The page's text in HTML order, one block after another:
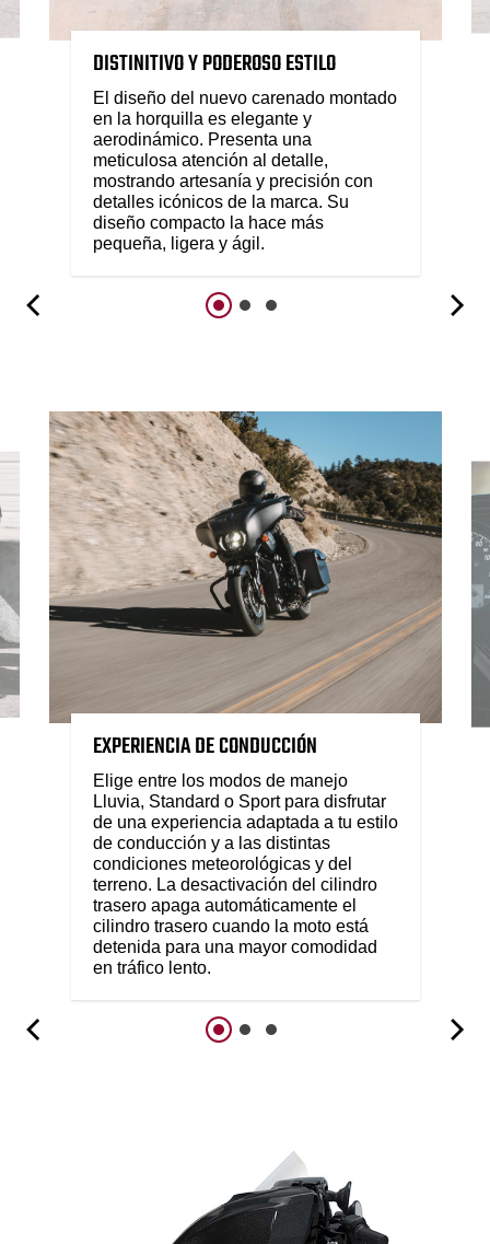
DISTINITIVO Y PODEROSO ESTILO
El diseño del nuevo carenado montado
en la horquilla es elegante y
aerodinámico. Presenta una
meticulosa atención al detalle,
mostrando artesanía y precisión con
detalles icónicos de la marca. Su
diseño compacto la hace más
pequeña, ligera y ágil.
EXPERIENCIA DE CONDUCCIÓN
Elige entre los modos de manejo
Lluvia, Standard o Sport para disfrutar
de una experiencia adaptada a tu estilo
de conducción y a las distintas
condiciones meteorológicas y del
terreno. La desactivación del cilindro
trasero apaga automáticamente el
cilindro trasero cuando la moto está
detenida para una mayor comodidad
en tráfico lento.